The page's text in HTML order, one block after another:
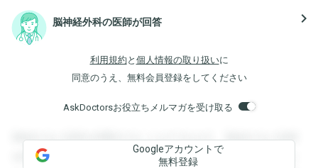
脳神経外科の医師が回答 navigate_next
利用規約 と 個人情報の取り扱いに
同意のうえ、無料会員登録をしてください
AskDoctorsお役立ちメルマガを受け取る
登録すると回答を閲覧することができます。登録すると回答
を閲覧することができます。登録すると回答を閲覧すること
Googleアカウントで
無料登録